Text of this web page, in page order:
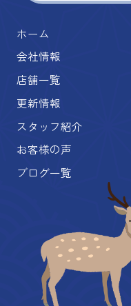
ホーム
会社情報
店舗一覧
更新情報
スタッフ紹介
お客様の声
ブログ一覧